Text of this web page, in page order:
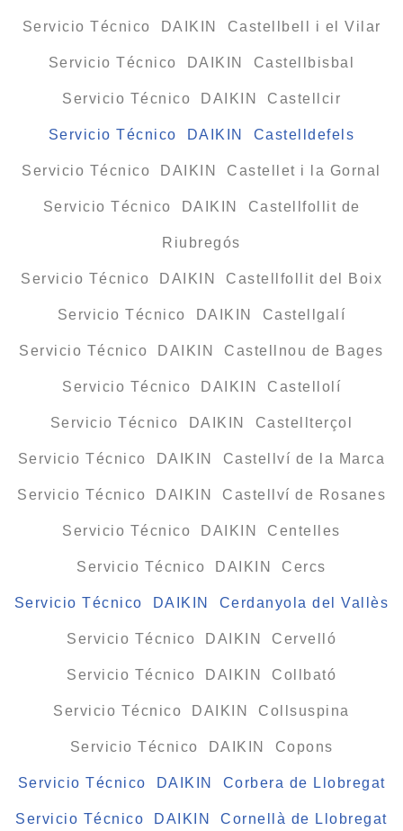
Servicio Técnico DAIKIN Castellbell i el Vilar
Servicio Técnico DAIKIN Castellbisbal
Servicio Técnico DAIKIN Castellcir
Servicio Técnico DAIKIN Castelldefels
Servicio Técnico DAIKIN Castellet i la Gornal
Servicio Técnico DAIKIN Castellfollit de
Riubregós
Servicio Técnico DAIKIN Castellfollit del Boix
Servicio Técnico DAIKIN Castellgalí
Servicio Técnico DAIKIN Castellnou de Bages
Servicio Técnico DAIKIN Castellolí
Servicio Técnico DAIKIN Castellterçol
Servicio Técnico DAIKIN Castellví de la Marca
Servicio Técnico DAIKIN Castellví de Rosanes
Servicio Técnico DAIKIN Centelles
Servicio Técnico DAIKIN Cercs
Servicio Técnico DAIKIN Cerdanyola del Vallès
Servicio Técnico DAIKIN Cervelló
Servicio Técnico DAIKIN Collbató
Servicio Técnico DAIKIN Collsuspina
Servicio Técnico DAIKIN Copons
Servicio Técnico DAIKIN Corbera de Llobregat
Servicio Técnico DAIKIN Cornellà de Llobregat